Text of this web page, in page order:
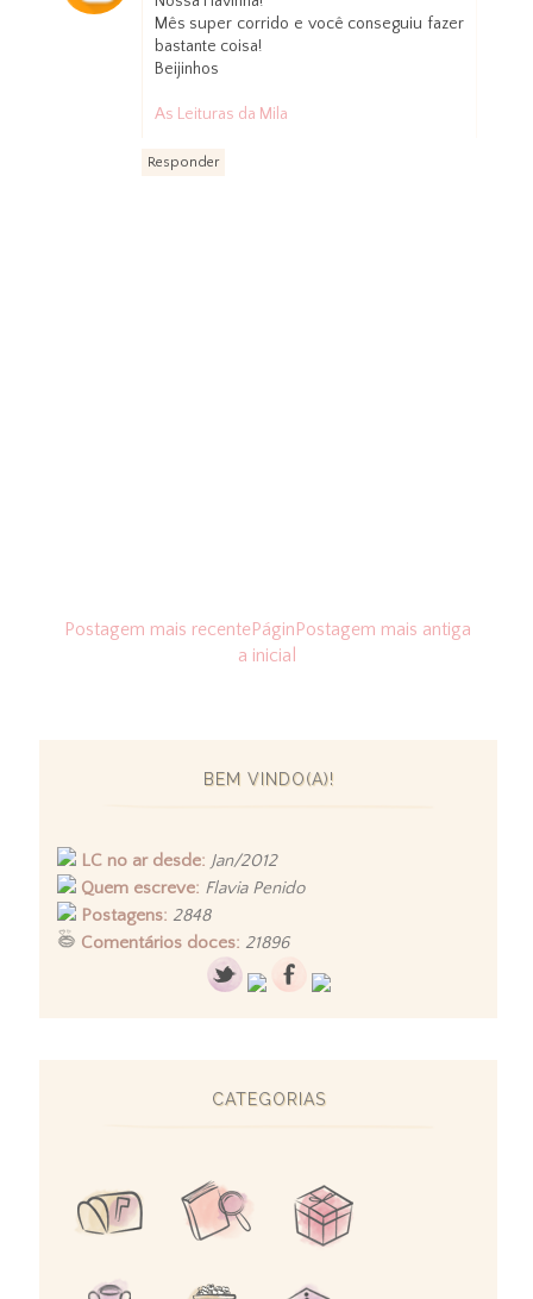
Mês super corrido e você conseguiu fazer
bastante coisa!
Beijinhos
As Leituras da Mila
Responder
Postagem mais recente Postagem mais antiga
Págin
a inicial
BEM VINDO(A)!
LC no ar desde: Jan/2012
Quem escreve: Flavia Penido
Postagens: 2848
Comentários doces: 21896
CATEGORIAS